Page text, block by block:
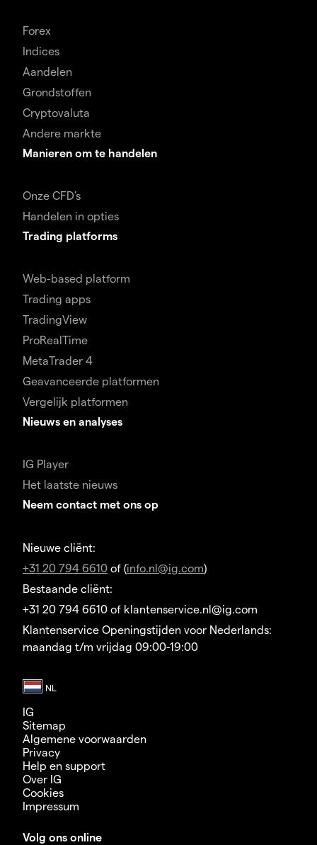
Forex
Indices
Aandelen
Grondstoffen
Cryptovaluta
Andere markte
Manieren om te handelen
Onze CFD's
Handelen in opties
Trading platforms
Web-based platform
Trading apps
TradingView
ProRealTime
MetaTrader 4
Geavanceerde platformen
Vergelijk platformen
Nieuws en analyses
IG Player
Het laatste nieuws
Neem contact met ons op
Nieuwe cliënt:
+31 20 794 6610 of (info.nl@ig.com)
Bestaande cliënt:
+31 20 794 6610 of klantenservice.nl@ig.com
Klantenservice Openingstijden voor Nederlands:
maandag t/m vrijdag 09:00-19:00
IG
Sitemap
Algemene voorwaarden
Privacy
Help en support
Over IG
Cookies
Impressum
Volg ons online